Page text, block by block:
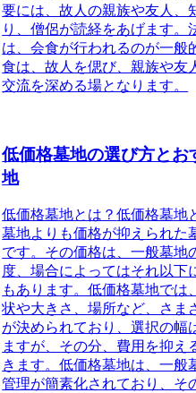
要には、故人の親族や友人、
り、僧侶が読経をあげます。
は、会食が行われるのが一般
食は、故人を偲び、親族や友
交流を深める場となります。
低価格墓地の選び方とお
地
低価格墓地とは？低価格墓地
墓地よりも価格が抑えられた
です。その価格は、一般墓地
度、場合によってはそれ以下
もあります。低価格墓地では
状や大きさ、場所など、さま
が決められており、選択の幅
ますが、その分、費用を抑え
きます。低価格墓地は、一般
管理が簡素化されており、そ